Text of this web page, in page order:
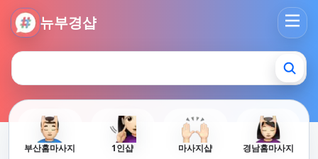
뉴부경샵
뉴부경샵 - 부산 마사지 사이트 부산마사지 부산홈타이 부산출
부산홈마사지 1인샵 마사지샵 경남홈마사지